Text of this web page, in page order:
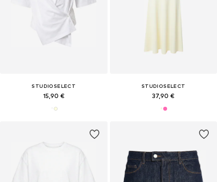
STUDIOSELECT
15,90 €
STUDIOSELECT
37,90 €